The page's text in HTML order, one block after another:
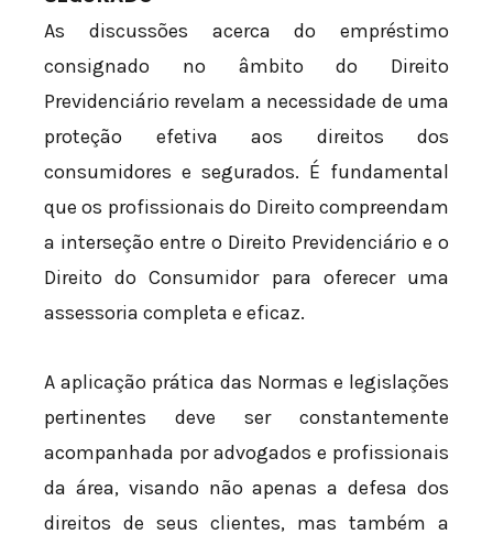
As discussões acerca do empréstimo
consignado no âmbito do Direito
Previdenciário revelam a necessidade de uma
proteção efetiva aos direitos dos
consumidores e segurados. É fundamental
que os profissionais do Direito compreendam
a interseção entre o Direito Previdenciário e o
Direito do Consumidor para oferecer uma
assessoria completa e eficaz.
A aplicação prática das Normas e legislações
pertinentes deve ser constantemente
acompanhada por advogados e profissionais
da área, visando não apenas a defesa dos
direitos de seus clientes, mas também a